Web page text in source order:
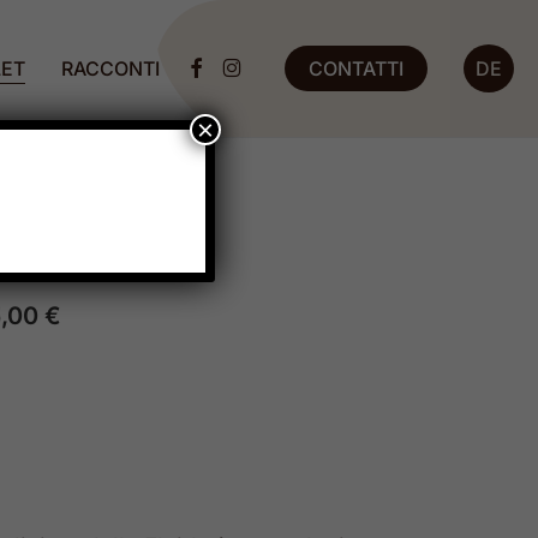
RACCONTI FACEBOOK
INSTAGRAMCONTATTI DE
€.
€
×